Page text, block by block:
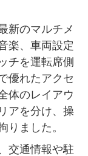
新のマルチメ
楽、車両設定
チを運転席側
優れたアクセ
体のレイアウ
アを分け、操
りました。
交通情報や駐